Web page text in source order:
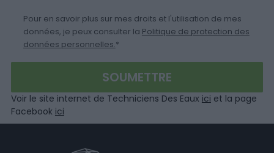
Pour en savoir plus sur mes droits et l'utilisation de mes
données, je peux consulter la Politique de protection des
données personnelles.*
Voir le site internet de Techniciens Des Eaux ici et la page
Facebook ici